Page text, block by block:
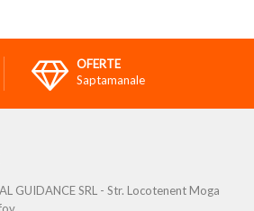
OFERTE
Saptamanale
GUIDANCE SRL - Str. Locotenent Moga